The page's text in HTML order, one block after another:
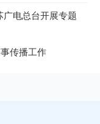
广电总台开展专题
传播工作